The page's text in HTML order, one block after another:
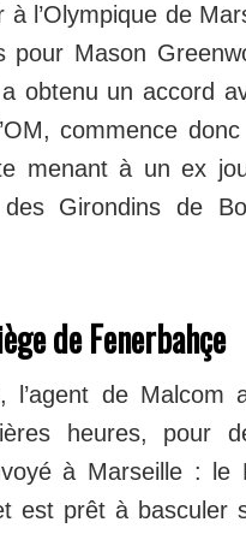
l’Olympique de
Mason
obtenu un accord
commence
menant à un ex
Girondins de
de Fenerbahçe
l’agent de Malcom
heures, pour
à Marseille : le
est prêt à basculer